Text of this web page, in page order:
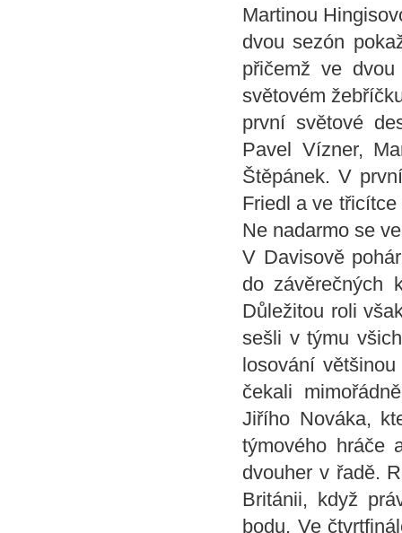
Martinou
dvou sezón
přičemž ve
světovém
první světové
Pavel Vízner,
Štěpánek. V
Friedl a ve
Ne nadarmo se
V Davisově
do závěrečných
Důležitou roli
sešli v týmu
losování
čekali
Jiřího Nováka,
týmového hráče
dvouher v řadě.
Británii, když
bodu. Ve